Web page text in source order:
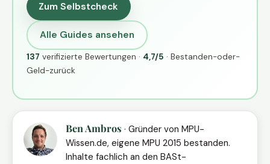
Zum Selbstcheck
Alle Guides ansehen
137 verifizierte Bewertungen · 4,7/5 · Bestanden-oder-
Geld-zurück
Ben Ambros · Gründer von MPU-
Wissen.de, eigene MPU 2015 bestanden.
Inhalte fachlich an den BASt-